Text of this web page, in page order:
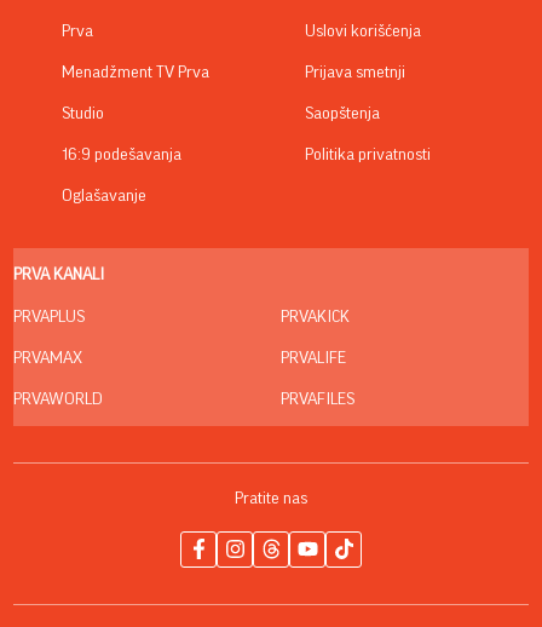
Prva
Menadžment TV Prva
Studio
16:9 podešavanja
Oglašavanje
Uslovi korišćenja
Prijava smetnji
Saopštenja
Politika privatnosti
PRVA KANALI
PRVAPLUS
PRVAMAX
PRVAWORLD
PRVAKICK
PRVALIFE
PRVAFILES
Pratite nas